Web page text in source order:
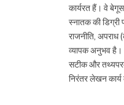
कार्यरत हैं। वे
स्नातक की डिग्री
राजनीति,
व्यापक अनुभव
सटीक और
निरंतर लेखन